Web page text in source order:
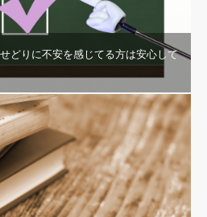
どりに不安を感じてる方は安心して